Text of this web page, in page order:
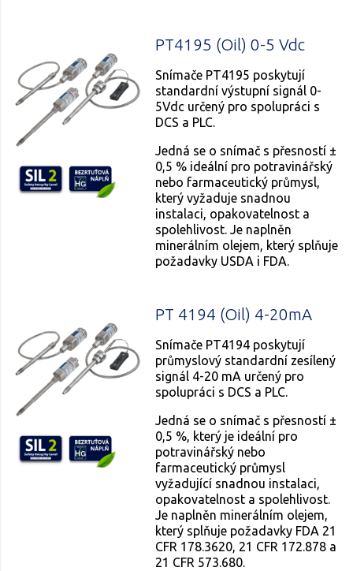
PT4195 (Oil) 0-5 Vdc
Snímače PT4195 poskytují
standardní výstupní signál 0-
5Vdc určený pro spolupráci s
DCS a PLC.
Jedná se o snímač s přesností ±
0,5 % ideální pro potravinářský
nebo farmaceutický průmysl,
který vyžaduje snadnou
instalaci, opakovatelnost a
spolehlivost. Je naplněn
minerálním olejem, který splňuje
požadavky USDA i FDA.
PT 4194 (Oil) 4-20mA
Snímače PT4194 poskytují
průmyslový standardní zesílený
signál 4-20 mA určený pro
spolupráci s DCS a PLC.
Jedná se o snímač s přesností ±
0,5 %, který je ideální pro
potravinářský nebo
farmaceutický průmysl
vyžadující snadnou instalaci,
opakovatelnost a spolehlivost.
Je naplněn minerálním olejem,
který splňuje požadavky FDA 21
CFR 178.3620, 21 CFR 172.878 a
21 CFR 573.680.